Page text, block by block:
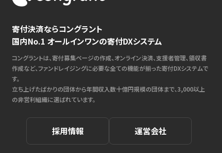
寄付決済ならコングラント
国内No.1 オールインワンの寄付DXシステム
コングラントは、寄付募集ページの作成、オンライン決済、支援者管理、領収書
作成など、ファンドレイジングに必要な全ての機能が揃った寄付DXシステムで
す。
立ち上げたばかりの団体から年間収入数十億円規模の団体まで、3,000以上
の非営利組織に選ばれています。
採用情報 運営会社